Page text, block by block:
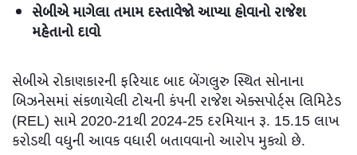
સેબીએ માગેલા તમામ દસ્તાવેજો આપ્યા હોવાનો રાજેશ
મહેતાનો દાવો
સેબીએ રોકાણકારની ફરિયાદ બાદ બેંગલુરુ સ્થિત સોનાના
બિઝનેસમાં સંકળાયેલી ટોચની કંપની રાજેશ એક્સપોર્ટ્સ લિમિટેડ
(REL) સામે 2020-21થી 2024-25 દરમિયાન રૂ. 15.15 લાખ
કરોડથી વધુની આવક વધારી બતાવવાનો આરોપ મુક્યો છે.